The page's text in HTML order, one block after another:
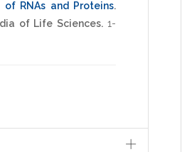
of RNAs and Proteins.
of Life Sciences. 1-